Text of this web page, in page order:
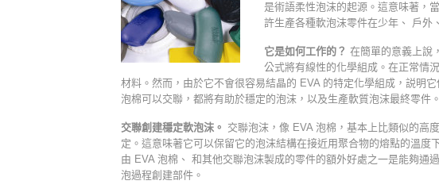
是術語柔性泡沫的起源。這意味著，
許生產各種軟泡沫零件在少年、 戶外
它是如何工作的？ 在簡單的意義上說
公式將有線性的化學組成。在正常情
材料。然而，由於它不會很容易結晶的 EVA 的特定化學組成，説明
泡棉可以交聯，都將有助於穩定的泡沫，以及生產軟質泡沫最終零件。
交聯創建穩定軟泡沫。 交聯泡沫，像 EVA 泡棉，基本上比類似的高
定。這意味著它可以保留它的泡沫結構在接近用聚合物的熔點的溫度
由 EVA 泡棉、 和其他交聯泡沫製成的零件的額外好處之一是能夠通
泡過程創建部件。